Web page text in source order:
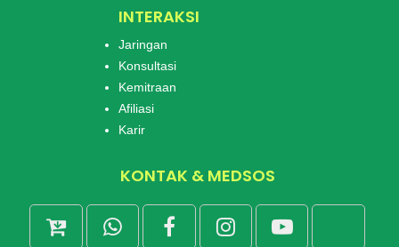
INTERAKSI
Jaringan
Konsultasi
Kemitraan
Afiliasi
Karir
KONTAK & MEDSOS